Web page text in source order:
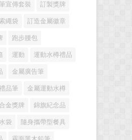
宣傳套裝 訂製獎牌
繩袋 訂造金屬徽章
跑步腰包
運動 運動水樽禮品
金屬廣告筆
品筆 金屬運動水樽
金獎牌 錦旗紀念品
袋 隨身攜帶型餐具